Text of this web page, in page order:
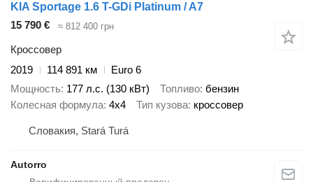
KIA Sportage 1.6 T-GDi Platinum / A7
15 790 €
≈ 812 400 грн
Кроссовер
2019
114 891 км
Euro 6
Мощность 177 л.с. (130 кВт) Топливо бензин
Колесная формула 4x4 Тип кузова кроссовер
Словакия, Stará Turá
Autorro